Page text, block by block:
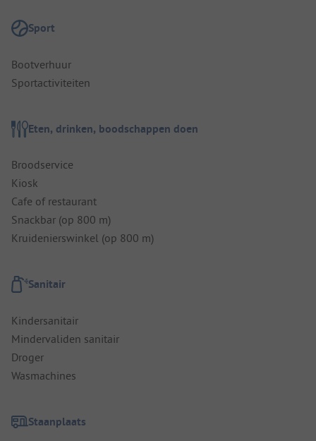
Sport
Bootverhuur
Sportactiviteiten
Eten, drinken, boodschappen doen
Broodservice
Kiosk
Cafe of restaurant
Snackbar (op 800 m)
Kruidenierswinkel (op 800 m)
Sanitair
Kindersanitair
Mindervaliden sanitair
Droger
Wasmachines
Staanplaats